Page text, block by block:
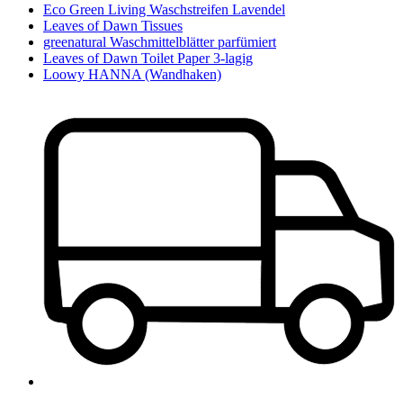
Eco Green Living Waschstreifen Lavendel
Leaves of Dawn Tissues
greenatural Waschmittelblätter parfümiert
Leaves of Dawn Toilet Paper 3-lagig
Loowy HANNA (Wandhaken)